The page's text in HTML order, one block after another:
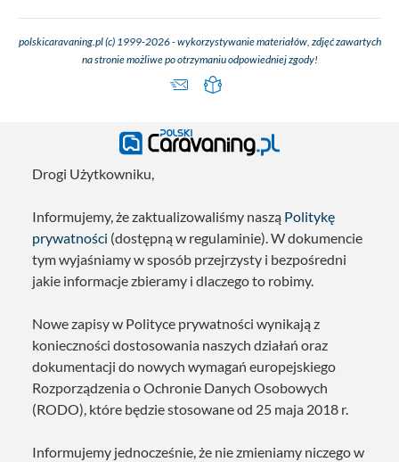
polskicaravaning.pl (c) 1999-2026 - wykorzystywanie materiałów, zdjęć zawartych
na stronie możliwe po otrzymaniu odpowiedniej zgody!
Drogi Użytkowniku,
Informujemy, że zaktualizowaliśmy naszą Politykę
prywatności (dostępną w regulaminie). W dokumencie
tym wyjaśniamy w sposób przejrzysty i bezpośredni
jakie informacje zbieramy i dlaczego to robimy.
Nowe zapisy w Polityce prywatności wynikają z
konieczności dostosowania naszych działań oraz
dokumentacji do nowych wymagań europejskiego
Rozporządzenia o Ochronie Danych Osobowych
(RODO), które będzie stosowane od 25 maja 2018 r.
Informujemy jednocześnie, że nie zmieniamy niczego w